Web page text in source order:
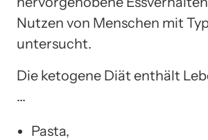
Nutzen von Menschen mit
untersucht.
Die ketogene Diät enthält
…
Pasta,